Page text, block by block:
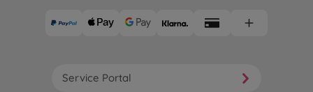
Service Portal